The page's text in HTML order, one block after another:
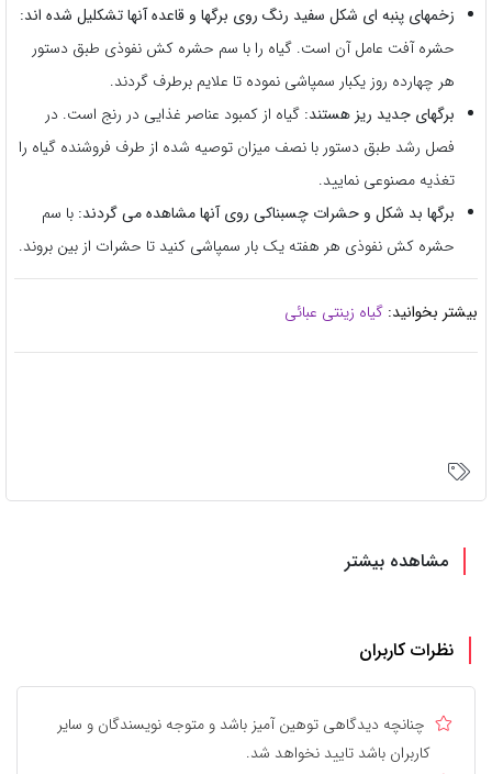
زخمهای پنبه ای شکل سفید رنگ روی برگها و قاعده آنها تشکلیل شده اند:
حشره آفت عامل آن است. گیاه را با سم حشره کش نفوذی طبق دستور
هر چهارده روز یکبار سمپاشی نموده تا علایم برطرف گردند.
برگهای جدید ریز هستند: گیاه از کمبود عناصر غذایی در رنج است. در
فصل رشد طبق دستور با نصف میزان توصیه شده از طرف فروشنده گیاه را
تغذیه مصنوعی نمایید.
برگها بد شکل و حشرات چسبناکی روی آنها مشاهده می گردند: با سم
حشره کش نفوذی هر هفته یک بار سمپاشی کنید تا حشرات از بین بروند.
بیشتر بخوانید: گیاه زینتی عبائی
مشاهده بیشتر
نظرات کاربران
چنانچه دیدگاهی توهین آمیز باشد و متوجه نویسندگان و سایر
کاربران باشد تایید نخواهد شد.